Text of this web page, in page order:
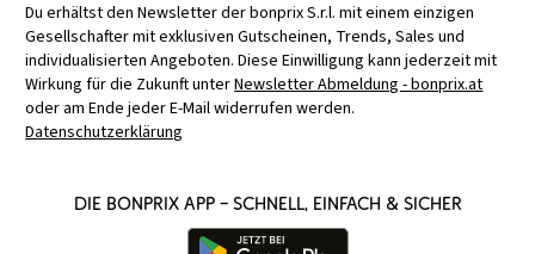
Du erhältst den Newsletter der bonprix S.r.l. mit einem einzigen
Gesellschafter mit exklusiven Gutscheinen, Trends, Sales und
individualisierten Angeboten. Diese Einwilligung kann jederzeit mit
Wirkung für die Zukunft unterNewsletter Abmeldung - bonprix.at
oder am Ende jeder E-Mail widerrufen werden.
Datenschutzerklärung
Die bonprix App – schnell, einfach & sicher